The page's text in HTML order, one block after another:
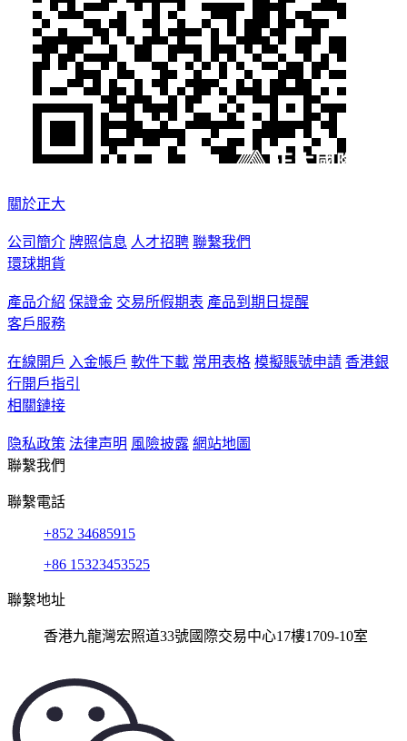
關於正大
公司簡介 牌照信息 人才招聘 聯繫我們
環球期貨
產品介紹 保證金 交易所假期表 產品到期日提醒
客戶服務
在線開戶 入金帳戶 軟件下載 常用表格 模擬賬號申請 香港銀
行開戶指引
相關鏈接
隐私政策 法律声明 風險披露 網站地圖
聯繫我們
聯繫電話
+852 34685915
+86 15323453525
聯繫地址
香港九龍灣宏照道33號國際交易中心17樓1709-10室